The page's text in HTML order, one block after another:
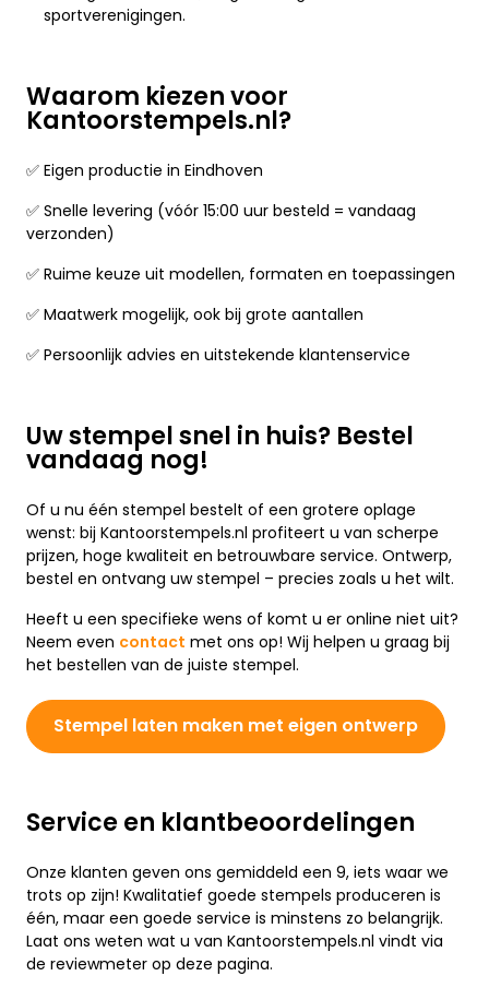
sportverenigingen.
Waarom kiezen voor
Kantoorstempels.nl?
✅ Eigen productie in Eindhoven
✅ Snelle levering (vóór 15:00 uur besteld = vandaag
verzonden)
✅ Ruime keuze uit modellen, formaten en toepassingen
✅ Maatwerk mogelijk, ook bij grote aantallen
✅ Persoonlijk advies en uitstekende klantenservice
Uw stempel snel in huis? Bestel
vandaag nog!
Of u nu één stempel bestelt of een grotere oplage
wenst: bij Kantoorstempels.nl profiteert u van scherpe
prijzen, hoge kwaliteit en betrouwbare service. Ontwerp,
bestel en ontvang uw stempel – precies zoals u het wilt.
Heeft u een specifieke wens of komt u er online niet uit?
Neem even contact met ons op! Wij helpen u graag bij
het bestellen van de juiste stempel.
Stempel laten maken met eigen ontwerp
Service en klantbeoordelingen
Onze klanten geven ons gemiddeld een 9, iets waar we
trots op zijn! Kwalitatief goede stempels produceren is
één, maar een goede service is minstens zo belangrijk.
Laat ons weten wat u van Kantoorstempels.nl vindt via
de reviewmeter op deze pagina.